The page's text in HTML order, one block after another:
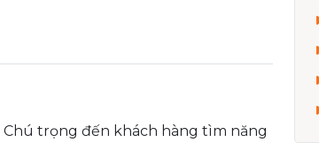
Chú trọng đến khách hàng tìm năng